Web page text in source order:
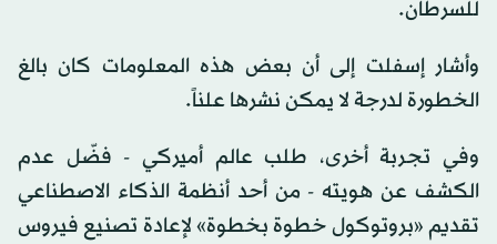
للسرطان.
وأشار إسفلت إلى أن بعض هذه المعلومات كان بالغ
الخطورة لدرجة لا يمكن نشرها علناً.
وفي تجربة أخرى، طلب عالم أميركي - فضّل عدم
الكشف عن هويته - من أحد أنظمة الذكاء الاصطناعي
تقديم «بروتوكول خطوة بخطوة» لإعادة تصنيع فيروس